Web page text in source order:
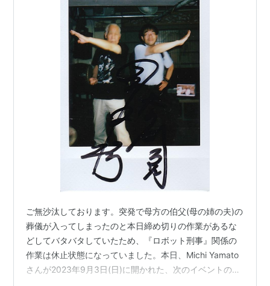
Red 19 (アッパーズKC)
作者:村枝賢一
出版社/メーカー:講談社
発売日:
2005/12/06
メディア:コミック
クリック
: 39回
この商品を含むブログ (45件) を見る
仮面ライダーSPIRITS1〜8巻（講談社）
ご無沙汰しております。突発で母方の伯父(母の姉の夫)の
葬儀が入ってしまったのと本日締め切りの作業があるな
どしてバタバタしていたため、『ロボット刑事』関係の
作業は休止状態になっていました。本日、Michi Yamato
さんが2023年9月3日(日)に開かれた、次のイベントのレ